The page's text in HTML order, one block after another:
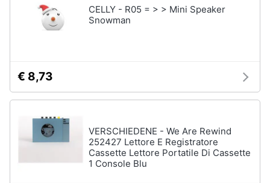
CELLY - R05 = > > Mini Speaker
Snowman
€ 8,73
VERSCHIEDENE - We Are Rewind
252427 Lettore E Registratore
Cassette Lettore Portatile Di Cassette
1 Console Blu